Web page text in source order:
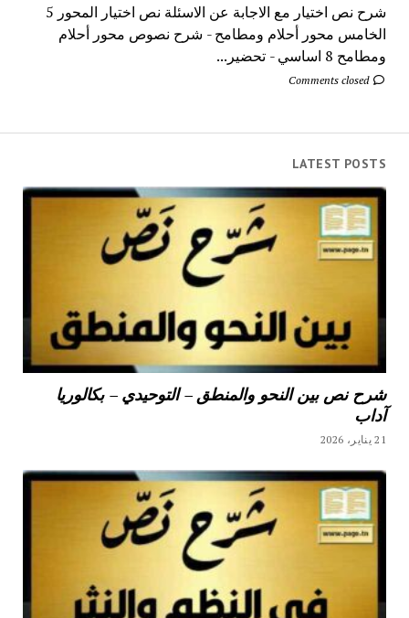
شرح نص اختيار مع الاجابة عن الاسئلة نص اختيار المحور 5
الخامس محور أحلام ومطامح - شرح نصوص محور أحلام
ومطامح 8 اساسي - تحضير...
Comments closed
LATEST POSTS
شرح نص بين النحو والمنطق – التوحيدي – بكالوريا
آداب
21 يناير، 2026